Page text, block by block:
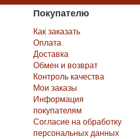
Покупателю
Как заказать
Оплата
Доставка
Обмен и возврат
Контроль качества
Мои заказы
Информация
покупателям
Согласие на обработку
персональных данных